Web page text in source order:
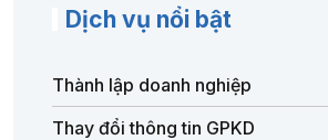
Dịch vụ nổi bật
Thành lập doanh nghiệp
Thay đổi thông tin GPKD